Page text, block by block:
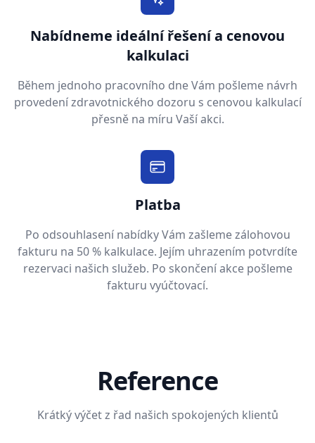
Nabídneme ideální řešení a cenovou
kalkulaci
Během jednoho pracovního dne Vám pošleme návrh
provedení zdravotnického dozoru s cenovou kalkulací
přesně na míru Vaší akci.
Platba
Po odsouhlasení nabídky Vám zašleme zálohovou
fakturu na 50 % kalkulace. Jejím uhrazením potvrdíte
rezervaci našich služeb. Po skončení akce pošleme
fakturu vyúčtovací.
Reference
Krátký výčet z řad našich spokojených klientů